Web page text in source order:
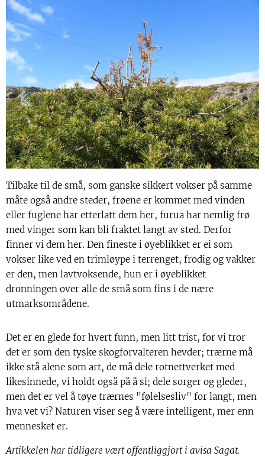
Tilbake til de små, som ganske sikkert vokser på samme
måte også andre steder, frøene er kommet med vinden
eller fuglene har etterlatt dem her, furua har nemlig frø
med vinger som kan bli fraktet langt av sted. Derfor
finner vi dem her. Den fineste i øyeblikket er ei som
vokser like ved en trimløype i terrenget, frodig og vakker
er den, men lavtvoksende, hun er i øyeblikket
dronningen over alle de små som fins i de nære
utmarksområdene.
Det er en glede for hvert funn, men litt trist, for vi tror
det er som den tyske skogforvalteren hevder; trærne må
ikke stå alene som art, de må dele rotnettverket med
likesinnede, vi holdt også på å si; dele sorger og gleder,
men det er vel å tøye trærnes "følelsesliv" for langt, men
hva vet vi? Naturen viser seg å være intelligent, mer enn
mennesket er.
Artikkelen har tidligere vært offentliggjort i avisa Sagat.